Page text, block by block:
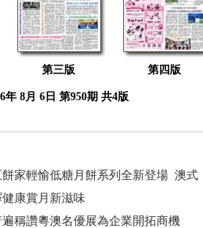
第三版 第四版
年 8月 6日 第950期 共4版
餅家輕愉低糖月餅系列全新登場 澳式
康賞月新滋味
稱讚粵澳名優展為企業開拓商機